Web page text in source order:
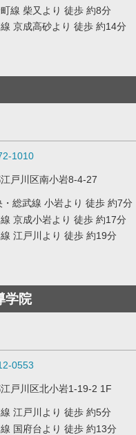
線 柴又より 徒歩 約8分
京成高砂より 徒歩 約14分
1010
戸川区南小岩8-4-27
・総武線 小岩より 徒歩 約7分
京成小岩より 徒歩 約17分
江戸川より 徒歩 約19分
学院
0553
戸川区北小岩1-19-2 1F
江戸川より 徒歩 約5分
国府台より 徒歩 約13分